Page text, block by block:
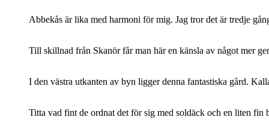
Abbekås är lika med harmoni för mig. Jag tror det är tredje
Till skillnad från Skanör får man här en känsla av något mer
I den västra utkanten av byn ligger denna fantastiska gård.
Titta vad fint de ordnat det för sig med soldäck och en liten